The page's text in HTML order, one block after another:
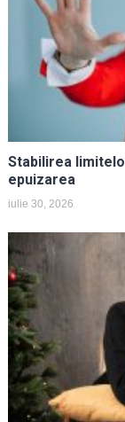
Stabilirea
epuizarea
iulie 30, 2026